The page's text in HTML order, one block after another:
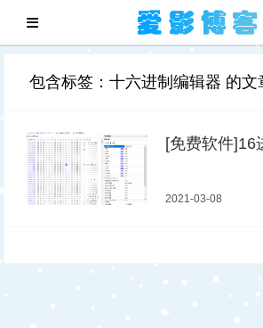
包含标签：十六进制编辑器 的文
[免费软件]16
2021-03-08